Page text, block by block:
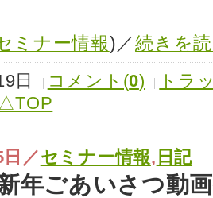
ミナー情報)／続きを
日 コメント(0)
トラ
△TOP
／セミナー情報, 日記
年ごあいさつ動